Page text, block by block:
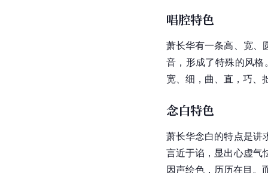
唱腔特色
萧长华有一条高、宽、
音，形成了特殊的风
宽、细，曲、直，巧、
念白特色
萧长华念白的特点是讲
言近于谄，显出心虚气
因声绘色，历历在目。